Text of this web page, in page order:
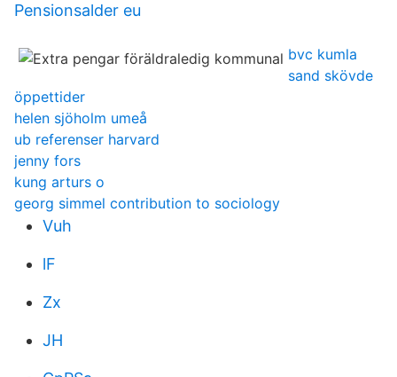
Pensionsalder eu
bvc kumla
sand skövde
öppettider
helen sjöholm umeå
ub referenser harvard
jenny fors
kung arturs o
georg simmel contribution to sociology
Vuh
lF
Zx
JH